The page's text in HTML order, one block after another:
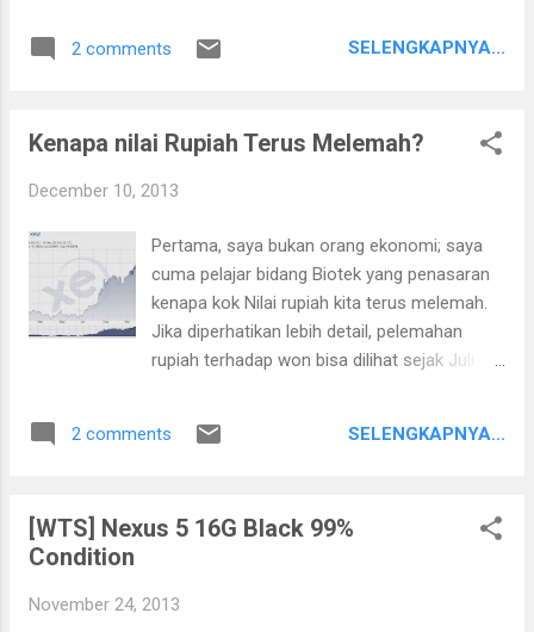
jurusan di KAST. Buat adik-adik yang pengen
juga.
2 comments SELENGKAPNYA...
Kenapa nilai Rupiah Terus Melemah?
December 10, 2013
Pertama, saya bukan orang ekonomi; saya
cuma pelajar bidang Biotek yang penasaran
kenapa kok Nilai rupiah kita terus melemah.
Jika diperhatikan lebih detail, pelemahan
rupiah terhadap won bisa dilihat sejak Juli
won sudah berada di angka 11.2 Rupiah.
hal ini, akhirnya saya bertanya pada teman-
sekelas.
2 comments SELENGKAPNYA...
[WTS] Nexus 5 16G Black 99%
Condition
November 24, 2013